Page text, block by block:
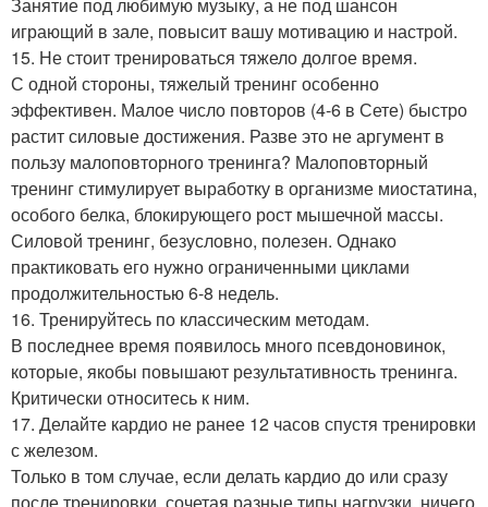
играющий в зале, повысит вашу мотивацию и настрой.
15. Не стоит тренироваться тяжело долгое время.
С одной стороны, тяжелый тренинг особенно
эффективен. Малое число повторов (4-6 в Сете) быстро
растит силовые достижения. Разве это не аргумент в
пользу малоповторного тренинга? Малоповторный
тренинг стимулирует выработку в организме миостатина,
особого белка, блокирующего рост мышечной массы.
Силовой тренинг, безусловно, полезен. Однако
практиковать его нужно ограниченными циклами
продолжительностью 6-8 недель.
16. Тренируйтесь по классическим методам.
В последнее время появилось много псевдоновинок,
которые, якобы повышают результативность тренинга.
Критически относитесь к ним.
17. Делайте кардио не ранее 12 часов спустя тренировки
с железом.
Только в том случае, если делать кардио до или сразу